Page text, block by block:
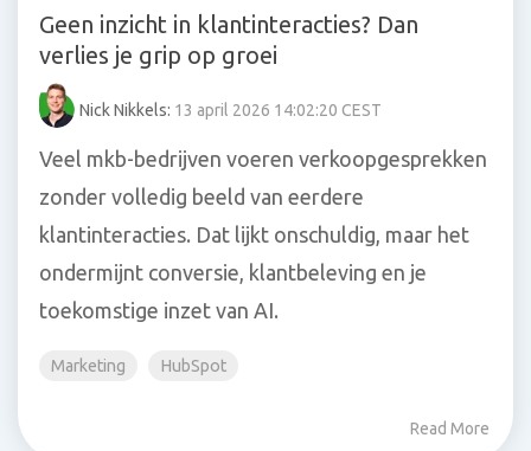
Geen inzicht in klantinteracties? Dan
verlies je grip op groei
Nick Nikkels: 13 april 2026 14:02:20 CEST
Veel mkb-bedrijven voeren verkoopgesprekken
zonder volledig beeld van eerdere
klantinteracties. Dat lijkt onschuldig, maar het
ondermijnt conversie, klantbeleving en je
toekomstige inzet van AI.
Marketing HubSpot
Read More